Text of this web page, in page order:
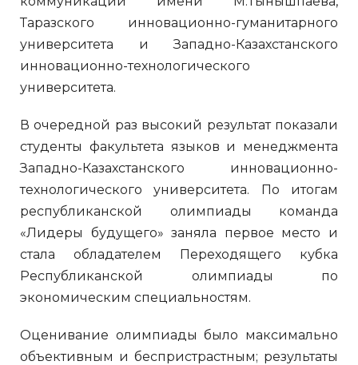
Таразского инновационно-гуманитарного
университета и Западно-Казахстанского
инновационно-технологического
университета.
В очередной раз высокий результат показали
студенты факультета языков и менеджмента
Западно-Казахстанского инновационно-
технологического университета. По итогам
республиканской олимпиады команда
«Лидеры будущего» заняла первое место и
стала обладателем Переходящего кубка
Республиканской олимпиады по
экономическим специальностям.
Оценивание олимпиады было максимально
объективным и беспристрастным; результаты